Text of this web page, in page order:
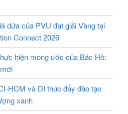
dứa của PVU đạt giải Vàng tại
Connect 2026
hiện mong ước của Bác Hồ:
HCM và DI thúc đẩy đào tạo
xanh